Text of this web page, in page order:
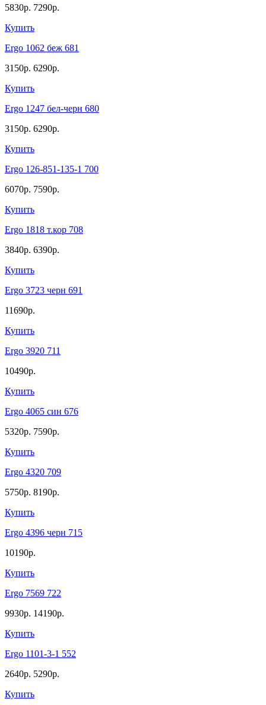
5830р. 7290р.
Купить
Ergo 1062 беж 681
3150р. 6290р.
Купить
Ergo 1247 бел-черн 680
3150р. 6290р.
Купить
Ergo 126-851-135-1 700
6070р. 7590р.
Купить
Ergo 1818 т.кор 708
3840р. 6390р.
Купить
Ergo 3723 черн 691
11690р.
Купить
Ergo 3920 711
10490р.
Купить
Ergo 4065 син 676
5320р. 7590р.
Купить
Ergo 4320 709
5750р. 8190р.
Купить
Ergo 4396 черн 715
10190р.
Купить
Ergo 7569 722
9930р. 14190р.
Купить
Ergo 1101-3-1 552
2640р. 5290р.
Купить